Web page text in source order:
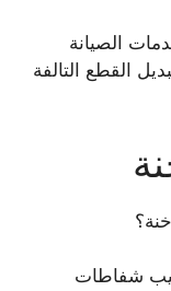
الصيانة
القطع التالفة
شفاطات